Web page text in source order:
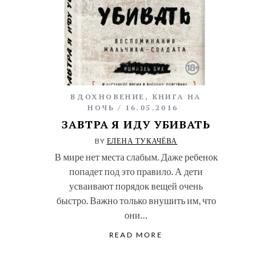
ВДОХНОВЕНИЕ , КНИГА НА
НОЧЬ
16.05.2016
ЗАВТРА Я ИДУ УБИВАТЬ
BY ЕЛЕНА ТУКАЧЁВА
В мире нет места слабым. Даже ребенок
попадет под это правило. А дети
усваивают порядок вещей очень
быстро. Важно только внушить им, что
они…
READ MORE